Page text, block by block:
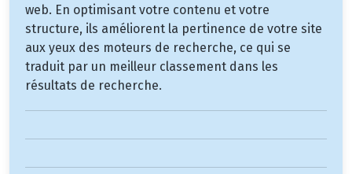
web. En optimisant votre contenu et votre
structure, ils améliorent la pertinence de votre site
aux yeux des moteurs de recherche, ce qui se
traduit par un meilleur classement dans les
résultats de recherche.